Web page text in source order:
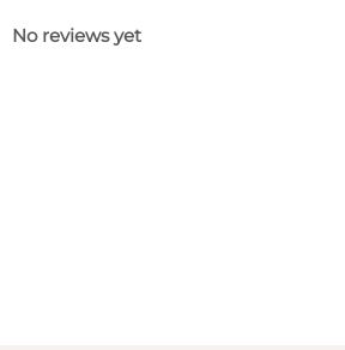
No reviews yet